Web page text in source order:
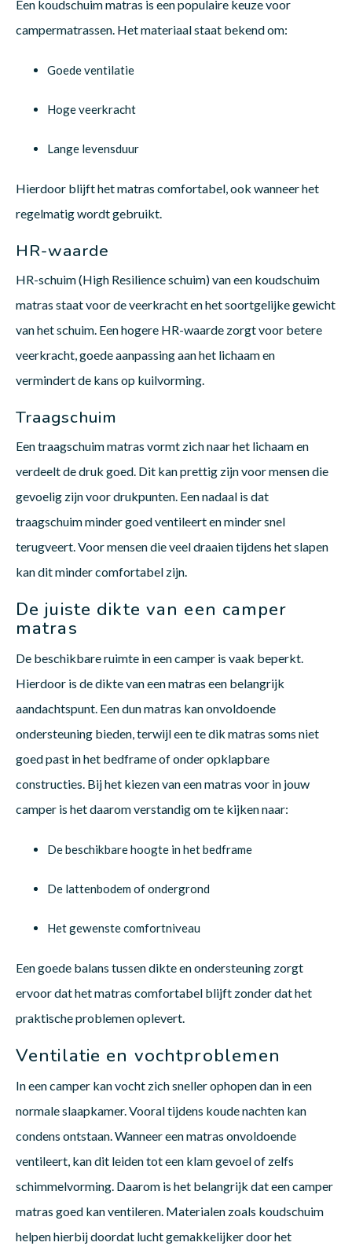
Een koudschuim matras is een populaire keuze voor
campermatrassen. Het materiaal staat bekend om:
Goede ventilatie
Hoge veerkracht
Lange levensduur
Hierdoor blijft het matras comfortabel, ook wanneer het
regelmatig wordt gebruikt.
HR-waarde
HR-schuim (High Resilience schuim) van een koudschuim
matras staat voor de veerkracht en het soortgelijke gewicht
van het schuim. Een hogere HR-waarde zorgt voor betere
veerkracht, goede aanpassing aan het lichaam en
vermindert de kans op kuilvorming.
Traagschuim
Een traagschuim matras vormt zich naar het lichaam en
verdeelt de druk goed. Dit kan prettig zijn voor mensen die
gevoelig zijn voor drukpunten. Een nadaal is dat
traagschuim minder goed ventileert en minder snel
terugveert. Voor mensen die veel draaien tijdens het slapen
kan dit minder comfortabel zijn.
De juiste dikte van een camper
matras
De beschikbare ruimte in een camper is vaak beperkt.
Hierdoor is de dikte van een matras een belangrijk
aandachtspunt. Een dun matras kan onvoldoende
ondersteuning bieden, terwijl een te dik matras soms niet
goed past in het bedframe of onder opklapbare
constructies. Bij het kiezen van een matras voor in jouw
camper is het daarom verstandig om te kijken naar:
De beschikbare hoogte in het bedframe
De lattenbodem of ondergrond
Het gewenste comfortniveau
Een goede balans tussen dikte en ondersteuning zorgt
ervoor dat het matras comfortabel blijft zonder dat het
praktische problemen oplevert.
Ventilatie en vochtproblemen
In een camper kan vocht zich sneller ophopen dan in een
normale slaapkamer. Vooral tijdens koude nachten kan
condens ontstaan. Wanneer een matras onvoldoende
ventileert, kan dit leiden tot een klam gevoel of zelfs
schimmelvorming. Daarom is het belangrijk dat een camper
matras goed kan ventileren. Materialen zoals koudschuim
helpen hierbij doordat lucht gemakkelijker door het